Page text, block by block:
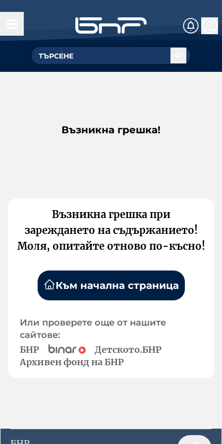
Възникна грешка!
Възникна грешка при
зареждането на съдържанието!
Моля, опитайте отново по-късно!
Към начална страница
Или проверете още от нашите
сайтове:
БНР
Детското.БНР
Архивен фонд на БНР